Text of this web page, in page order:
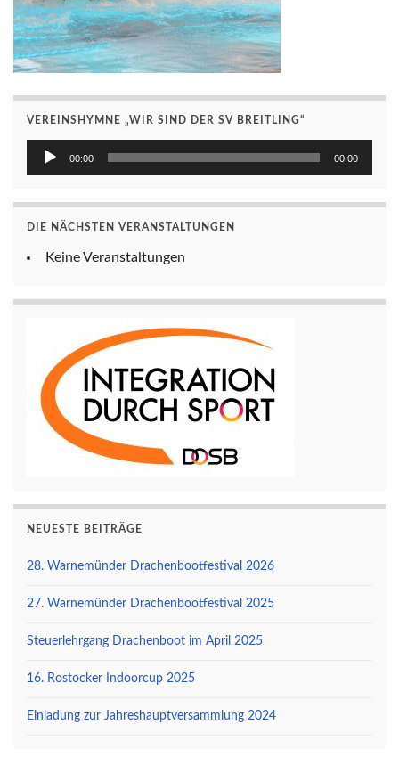
VEREINSHYMNE „WIR SIND DER SV BREITLING“
Audio-
00:00 00:00
DIE NÄCHSTEN VERANSTALTUNGEN
Keine Veranstaltungen
NEUESTE BEITRÄGE
28. Warnemünder Drachenbootfestival 2026
27. Warnemünder Drachenbootfestival 2025
Steuerlehrgang Drachenboot im April 2025
16. Rostocker Indoorcup 2025
Einladung zur Jahreshauptversammlung 2024